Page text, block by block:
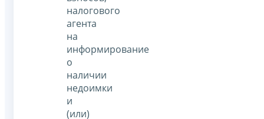
налогового
агента
на
информирование
о
наличии
недоимки
и
(или)